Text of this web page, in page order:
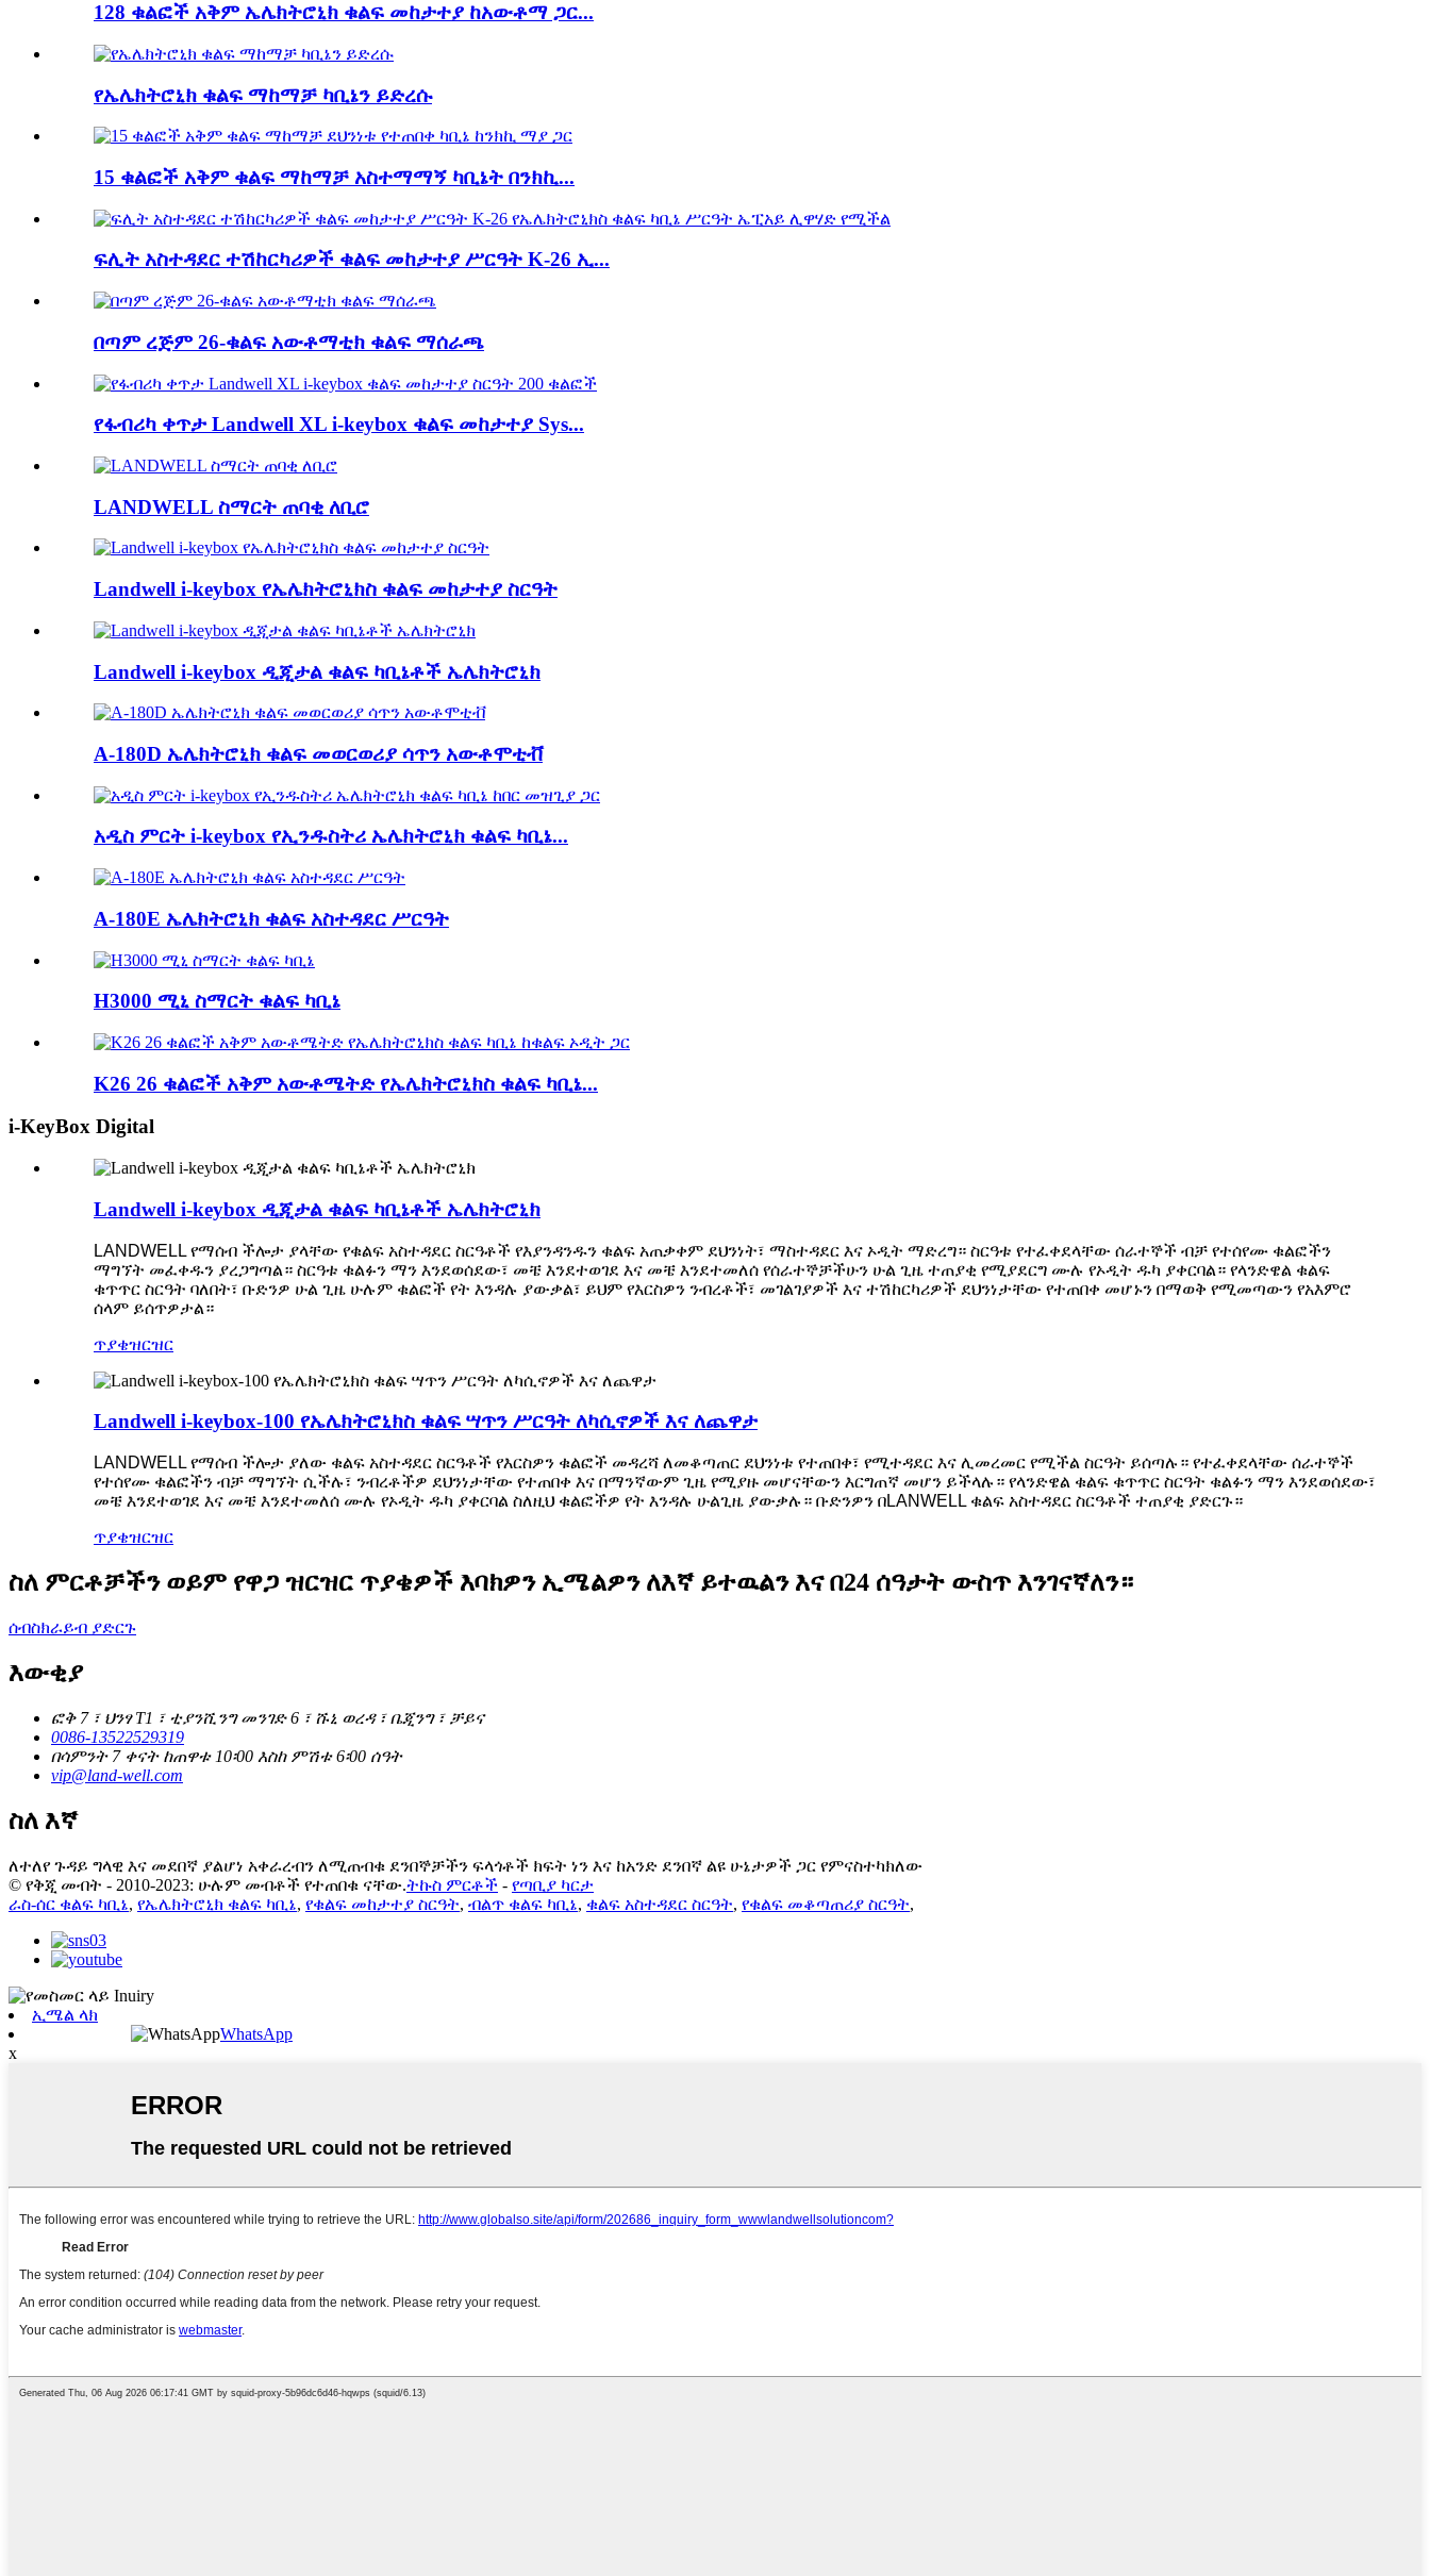
128 ቁልፎች አቅም ኤሌክትሮኒክ ቁልፍ መከታተያ ከአውቶማ ጋር...
የኤሌክትሮኒክ ቁልፍ ማከማቻ ካቢኔን ይድረሱ
15 ቁልፎች አቅም ቁልፍ ማከማቻ አስተማማኝ ካቢኔት በንክኪ...
ፍሊት አስተዳደር ተሽከርካሪዎች ቁልፍ መከታተያ ሥርዓት K-26 ኢ...
በጣም ረጅም 26-ቁልፍ አውቶማቲክ ቁልፍ ማሰራጫ
የፋብሪካ ቀጥታ Landwell XL i-keybox ቁልፍ መከታተያ Sys...
LANDWELL ስማርት ጠባቂ ለቢሮ
Landwell i-keybox የኤሌክትሮኒክስ ቁልፍ መከታተያ ስርዓት
Landwell i-keybox ዲጂታል ቁልፍ ካቢኔቶች ኤሌክትሮኒክ
A-180D ኤሌክትሮኒክ ቁልፍ መወርወሪያ ሳጥን አውቶሞቲቭ
አዲስ ምርት i-keybox የኢንዱስትሪ ኤሌክትሮኒክ ቁልፍ ካቢኔ...
A-180E ኤሌክትሮኒክ ቁልፍ አስተዳደር ሥርዓት
H3000 ሚኒ ስማርት ቁልፍ ካቢኔ
K26 26 ቁልፎች አቅም አውቶሜትድ የኤሌክትሮኒክስ ቁልፍ ካቢኔ...
i-KeyBox Digital
Landwell i-keybox ዲጂታል ቁልፍ ካቢኔቶች ኤሌክትሮኒክ
LANDWELL የማሰብ ችሎታ ያላቸው የቁልፍ አስተዳደር ስርዓቶች የእያንዳንዱን ቁልፍ አጠቃቀም ደህንነት፣ ማስተዳደር እና ኦዲት ማድረግ። ስርዓቱ የተፈቀደላቸው ሰራተኞች ብቻ የተሰየሙ ቁልፎችን
ማግኘት መፈቀዱን ያረጋግጣል። ስርዓቱ ቁልፉን ማን እንደወሰደው፣ መቼ እንደተወገደ እና መቼ እንደተመለሰ የሰራተኞቻችሁን ሁል ጊዜ ተጠያቂ የሚያደርግ ሙሉ የኦዲት ዱካ ያቀርባል። የላንድዌል ቁልፍ
ቁጥጥር ስርዓት ባለበት፣ ቡድንዎ ሁል ጊዜ ሁሉም ቁልፎች የት እንዳሉ ያውቃል፣ ይህም የእርስዎን ንብረቶች፣ መገልገያዎች እና ተሽከርካሪዎች ደህንነታቸው የተጠበቀ መሆኑን በማወቅ የሚመጣውን የአእምሮ
ሰላም ይሰጥዎታል።
ጥያቄዝርዝር
Landwell i-keybox-100 የኤሌክትሮኒክስ ቁልፍ ሣጥን ሥርዓት ለካሲኖዎች እና ለጨዋታ
LANDWELL የማሰብ ችሎታ ያለው ቁልፍ አስተዳደር ስርዓቶች የእርስዎን ቁልፎች መዳረሻ ለመቆጣጠር ደህንነቱ የተጠበቀ፣ የሚተዳደር እና ሊመረመር የሚችል ስርዓት ይሰጣሉ። የተፈቀደላቸው ሰራተኞች
የተሰየሙ ቁልፎችን ብቻ ማግኘት ሲችሉ፣ ንብረቶችዎ ደህንነታቸው የተጠበቀ እና በማንኛውም ጊዜ የሚያዙ መሆናቸውን እርግጠኛ መሆን ይችላሉ። የላንድዌል ቁልፍ ቁጥጥር ስርዓት ቁልፉን ማን እንደወሰደው፣
መቼ እንደተወገደ እና መቼ እንደተመለሰ ሙሉ የኦዲት ዱካ ያቀርባል ስለዚህ ቁልፎችዎ የት እንዳሉ ሁልጊዜ ያውቃሉ። ቡድንዎን በLANWELL ቁልፍ አስተዳደር ስርዓቶች ተጠያቂ ያድርጉ።
ጥያቄዝርዝር
ስለ ምርቶቻችን ወይም የዋጋ ዝርዝር ጥያቄዎች እባክዎን ኢሜልዎን ለእኛ ይተዉልን እና በ24 ሰዓታት ውስጥ እንገናኛለን።
ሰብስክራይብ ያድርጉ
እውቂያ
ፎቅ 7 ፣ ህንፃ T1 ፣ ቲያንሺንግ መንገድ 6 ፣ ሹኒ ወረዳ ፣ ቤጂንግ ፣ ቻይና
0086-13522529319
በሳምንት 7 ቀናት ከጠዋቱ 10፡00 እስከ ምሽቱ 6፡00 ሰዓት
vip@land-well.com
ስለ እኛ
ለተለየ ጉዳይ ግላዊ እና መደበኛ ያልሆነ አቀራረብን ለሚጠብቁ ደንበኞቻችን ፍላጎቶች ክፍት ነን እና ከአንድ ደንበኛ ልዩ ሁኔታዎች ጋር የምናስተካክለው
© የቅጂ መብት - 2010-2023: ሁሉም መብቶች የተጠበቁ ናቸው.ትኩስ ምርቶች - የጣቢያ ካርታ
ራስ-ሰር ቁልፍ ካቢኔ, የኤሌክትሮኒክ ቁልፍ ካቢኔ, የቁልፍ መከታተያ ስርዓት, ብልጥ ቁልፍ ካቢኔ, ቁልፍ አስተዳደር ስርዓት, የቁልፍ መቆጣጠሪያ ስርዓት,
ኢሜል ላክ
WhatsApp
x